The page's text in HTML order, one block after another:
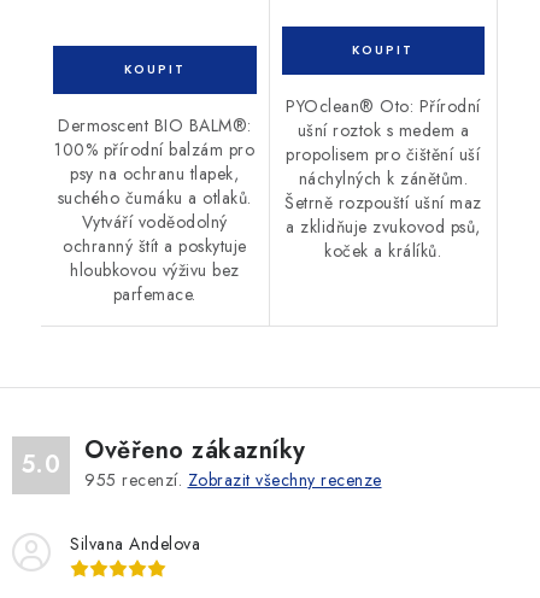
Dermoscent BIO BALM®:
100% přírodní balzám pro
psy na ochranu tlapek,
suchého čumáku a otlaků.
Vytváří voděodolný
ochranný štít a poskytuje
hloubkovou výživu bez
parfemace.
PYOclean® Oto: Přírodní
ušní roztok s medem a
propolisem pro čištění uší
náchylných k zánětům.
Šetrně rozpouští ušní maz
a zklidňuje zvukovod psů,
koček a králíků.
5.0 Ověřeno zákazníky
955 recenzí. Zobrazit všechny recenze
Silvana Andelova